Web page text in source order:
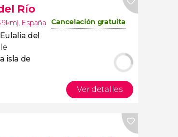
Río
, España Cancelación gratuita
del
isla de
Ver detalles